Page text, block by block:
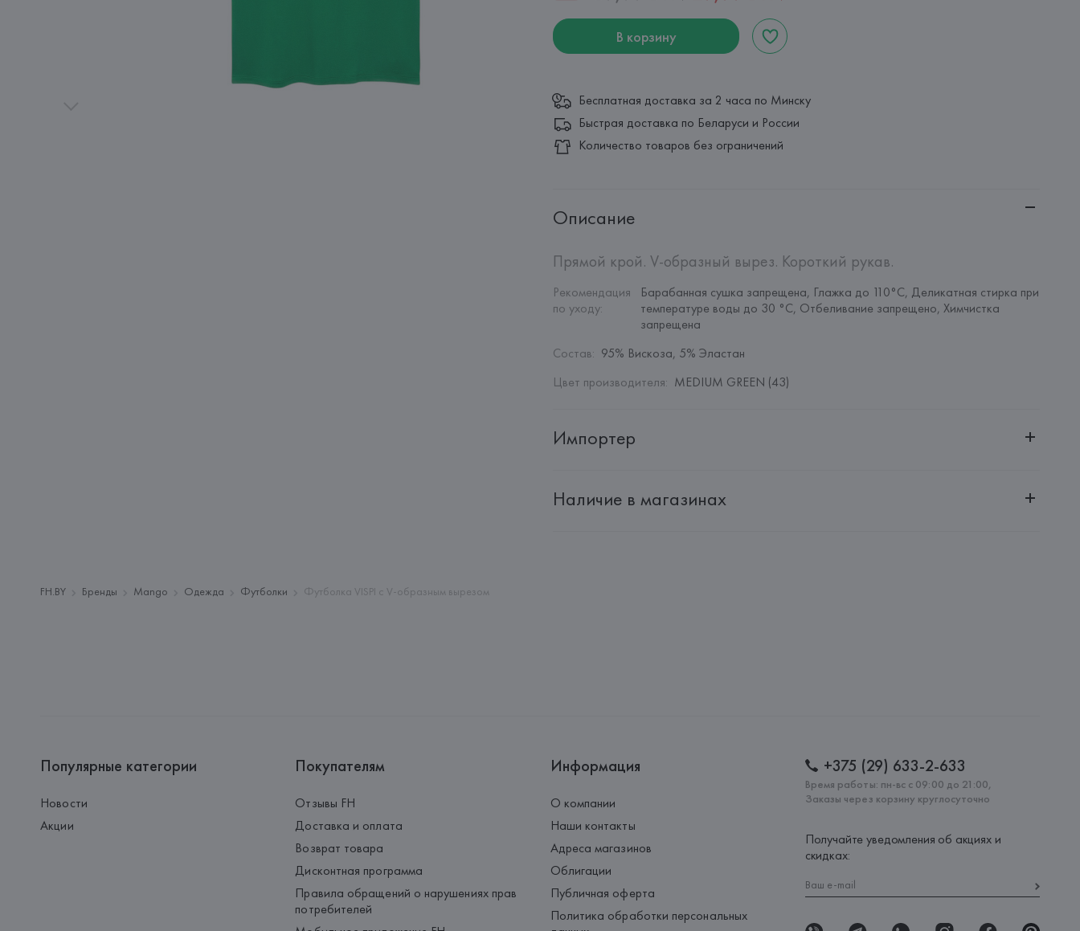
В корзину
Бесплатная доставка за 2 часа по Минску
Быстрая доставка по Беларуси и России
Количество товаров без ограничений
Описание
Прямой крой. V-образный вырез. Короткий рукав.
Рекомендация
по уходу:
Барабанная сушка запрещена, Глажка до 110°C, Деликатная стирка при
температуре воды до 30 °C, Отбеливание запрещено, Химчистка
запрещена
Состав: 95% Вискоза, 5% Эластан
Цвет производителя: MEDIUM GREEN (43)
Импортер
Адрес: Республика Беларусь, 220030, г. Минск, ул. Немига, 5, пом. 39, ком. 1
Наличие в магазинах
FH.BY Бренды Mango Одежда Футболки Футболка VISPI с V-образным вырезом
Популярные категории
Новости
Акции
Покупателям
Отзывы FH
Доставка и оплата
Возврат товара
Дисконтная программа
Правила обращений о нарушениях прав
потребителей
Информация
О компании
Наши контакты
Адреса магазинов
Облигации
Публичная оферта
Политика обработки персональных
+375 (29) 633-2-633
Время работы: пн-вс с 09:00 до 21:00,
Заказы через корзину круглосуточно
Получайте уведомления об акциях и
скидках: